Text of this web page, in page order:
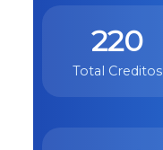
220
Total Creditos